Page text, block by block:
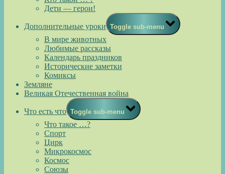
Дети — герои!
Дополнительные уроки Toggle sub-menu
В мире животных
Любимые рассказы
Календарь праздников
Исторические заметки
Комиксы
Земляне
Великая Отечественная война
Что есть что Toggle sub-menu
Что такое …?
Спорт
Цирк
Микрокосмос
Космос
Союзы